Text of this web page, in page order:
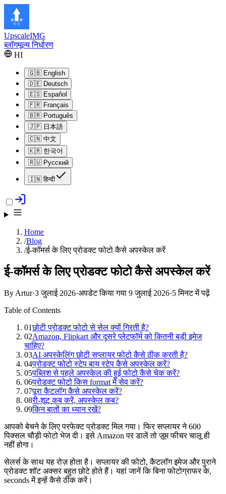
UpscaleIMG
ब्लॉगमूल्य निर्धारण
HI
🇬🇧 English
🇩🇪 Deutsch
🇪🇸 Español
🇫🇷 Français
🇧🇷 Português
🇯🇵 日本語
🇨🇳 中文
🇰🇷 한국어
🇷🇺 Русский
🇮🇳 हिन्दी
Home
/Blog
/ई-कॉमर्स के लिए प्रोडक्ट फोटो कैसे अपस्केल करें
ई-कॉमर्स के लिए प्रोडक्ट फोटो कैसे अपस्केल करें
By Artur·3 जुलाई 2026·अपडेट किया गया 9 जुलाई 2026·5 मिनट में पढ़ें
Table of Contents
01छोटी प्रोडक्ट फोटो से सेल क्यों गिरती है?
02Amazon, Flipkart और दूसरे प्लेटफॉर्म को कितनी बड़ी इमेज
चाहिए?
03AI अपस्केलिंग छोटी सप्लायर फोटो कैसे ठीक करती है?
04प्रोडक्ट फोटो स्टेप बाय स्टेप कैसे अपस्केल करें?
05पब्लिश से पहले अपस्केल की हुई फोटो कैसे चेक करें?
06प्रोडक्ट फोटो किस format में सेव करें?
07पूरा कैटलॉग कैसे अपस्केल करें?
08री-शूट कब करें, अपस्केल कब?
09किन बातों का ध्यान रखें?
आपको बेचने के लिए परफेक्ट प्रोडक्ट मिल गया। फिर सप्लायर ने 600
पिक्सल चौड़ी फोटो भेज दी। इसे Amazon पर डालें तो ज़ूम फीचर चालू ही
नहीं होगा।
सेलर्स के साथ यह रोज़ होता है। सप्लायर की फोटो, कैटलॉग इमेज और पुराने
प्रोडक्ट शॉट अक्सर बहुत छोटे होते हैं। यहां जानें कि बिना फोटोग्राफर के,
seconds में इन्हें कैसे ठीक करें।